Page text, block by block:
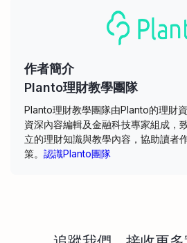
作者簡介
Planto理財教學團隊
Planto理財教學團隊由Planto的理財
資深內容編輯及金融科技專家組成，
立的理財知識與教學內容，協助讀者
策。 認識Planto團隊